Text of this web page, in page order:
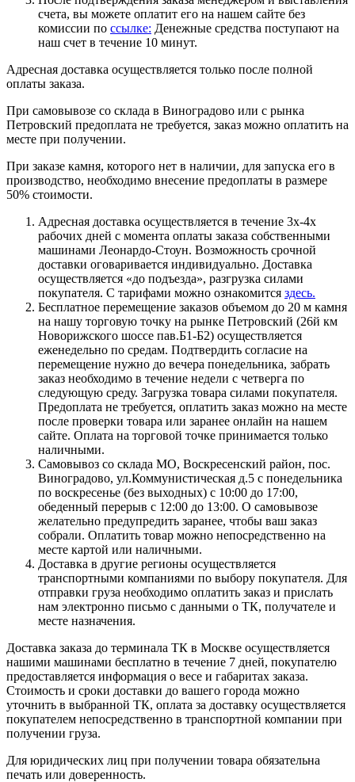
счета, вы можете оплатит его на нашем сайте без
комиссии по ссылке: Денежные средства поступают на
наш счет в течение 10 минут.
Адресная доставка осуществляется только после полной
оплаты заказа.
При самовывозе со склада в Виноградово или с рынка
Петровский предоплата не требуется, заказ можно оплатить на
месте при получении.
При заказе камня, которого нет в наличии, для запуска его в
производство, необходимо внесение предоплаты в размере
50% стоимости.
Адресная доставка осуществляется в течение 3х-4х
рабочих дней с момента оплаты заказа собственными
машинами Леонардо-Стоун. Возможность срочной
доставки оговаривается индивидуально. Доставка
осуществляется «до подъезда», разгрузка силами
покупателя. С тарифами можно ознакомится здесь.
Бесплатное перемещение заказов объемом до 20 м камня
на нашу торговую точку на рынке Петровский (26й км
Новорижского шоссе пав.Б1-Б2) осуществляется
еженедельно по средам. Подтвердить согласие на
перемещение нужно до вечера понедельника, забрать
заказ необходимо в течение недели с четверга по
следующую среду. Загрузка товара силами покупателя.
Предоплата не требуется, оплатить заказ можно на месте
после проверки товара или заранее онлайн на нашем
сайте. Оплата на торговой точке принимается только
наличными.
Самовывоз со склада МО, Воскресенский район, пос.
Виноградово, ул.Коммунистическая д.5 с понедельника
по воскресенье (без выходных) с 10:00 до 17:00,
обеденный перерыв с 12:00 до 13:00. О самовывозе
желательно предупредить заранее, чтобы ваш заказ
собрали. Оплатить товар можно непосредственно на
месте картой или наличными.
Доставка в другие регионы осуществляется
транспортными компаниями по выбору покупателя. Для
отправки груза необходимо оплатить заказ и прислать
нам электронно письмо с данными о ТК, получателе и
месте назначения.
Доставка заказа до терминала ТК в Москве осуществляется
нашими машинами бесплатно в течение 7 дней, покупателю
предоставляется информация о весе и габаритах заказа.
Стоимость и сроки доставки до вашего города можно
уточнить в выбранной ТК, оплата за доставку осуществляется
покупателем непосредственно в транспортной компании при
получении груза.
Для юридических лиц при получении товара обязательна
печать или доверенность.